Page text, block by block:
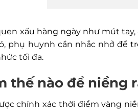
xấu hàng ngày như mút
phụ huynh cần nhắc nhở để
tối đa.
thế nào để niềng
chính xác thời điểm vàng